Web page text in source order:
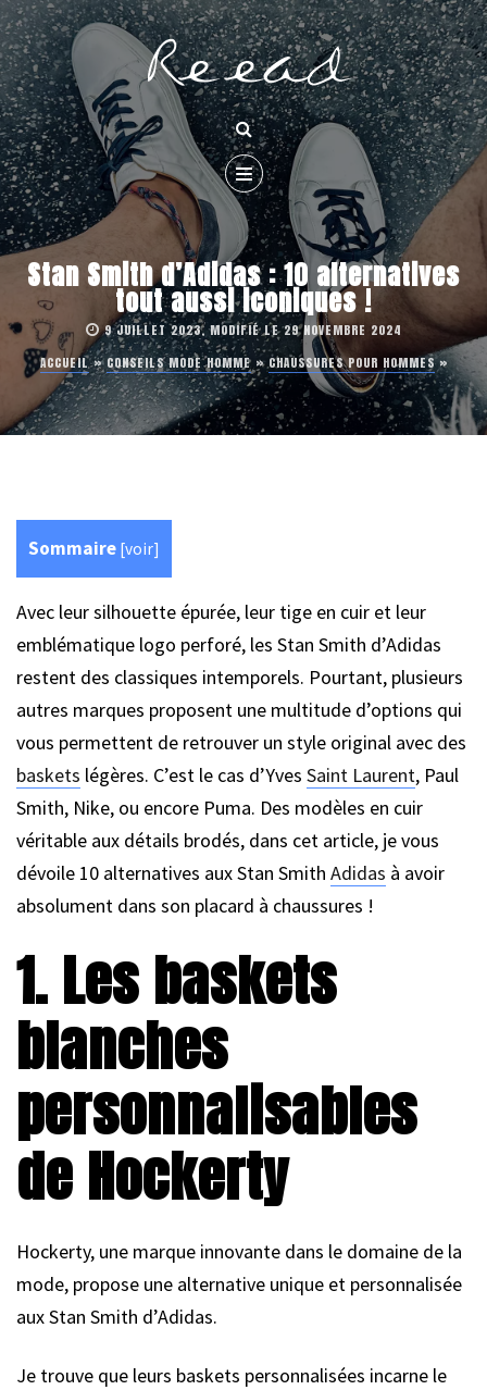
Stan Smith d’Adidas : 10 alternatives
tout aussi iconiques !
9 JUILLET 2023, MODIFIÉ LE 29 NOVEMBRE 2024
ACCUEIL»CONSEILS MODE HOMME»CHAUSSURES POUR HOMMES»
Sommaire [voir]
Avec leur silhouette épurée, leur tige en cuir et leur
emblématique logo perforé, les Stan Smith d’Adidas
restent des classiques intemporels. Pourtant, plusieurs
autres marques proposent une multitude d’options qui
vous permettent de retrouver un style original avec des
baskets légères. C’est le cas d’Yves Saint Laurent, Paul
Smith, Nike, ou encore Puma. Des modèles en cuir
véritable aux détails brodés, dans cet article, je vous
dévoile 10 alternatives aux Stan Smith Adidas à avoir
absolument dans son placard à chaussures !
1. Les baskets
blanches
personnalisables
de Hockerty
Hockerty, une marque innovante dans le domaine de la
mode, propose une alternative unique et personnalisée
aux Stan Smith d’Adidas.
Je trouve que leurs baskets personnalisées incarne le